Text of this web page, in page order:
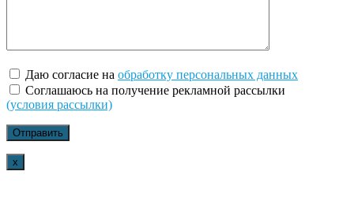
Даю согласие на обработку персональных данных
Соглашаюсь на получение рекламной рассылки
(условия рассылки)
x